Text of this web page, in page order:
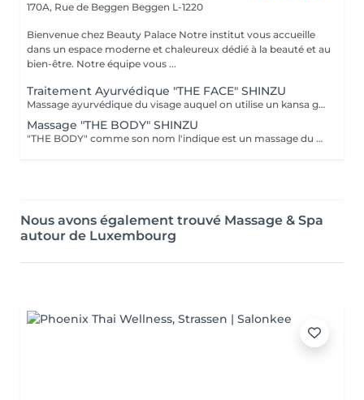
170A, Rue de Beggen Beggen L-1220
Bienvenue chez Beauty Palace Notre institut vous accueille
dans un espace moderne et chaleureux dédié à la beauté et au
bien-être. Notre équipe vous ...
Traitement Ayurvédique "THE FACE" SHINZU
Massage ayurvédique du visage auquel on utilise un kansa guérisseur de L'Inde. Celui-ci permet de rééquilibrer les énergies au corps, agit sur des points d'acupression pour améliorer la circulation, détendre les muscles, drainer, anti-stresse et raffermir l'ovale du visage. Résultats: *Détente *Peau lumineuse *Amélioration du tonus musculaire *Diminution des tensions faciales *Améliore les maux de tête *Anti-stress *Draine
Massage "THE BODY" SHINZU
"THE BODY" comme son nom l'indique est un massage du corps complet. (Cuir chevelu compris) Pratiqué à l'aide de KANSAS rugueux (métal guérisseur de l'inde) Voici ce que ce massage vous apportera: *Une meilleur oxygénation et circulation du sang *Il réactivera vos capacités, concentration et clarté mentale *Il améliorera vos défenses immunitaires *Il détoxifiera votre corps (drainage) *Il aidera à la régulation du sommeil *Il soulagera les tensions de la vie quotidienne *Il rééquilibrera vos énergies
Nous avons également trouvé Massage & Spa
autour de Luxembourg